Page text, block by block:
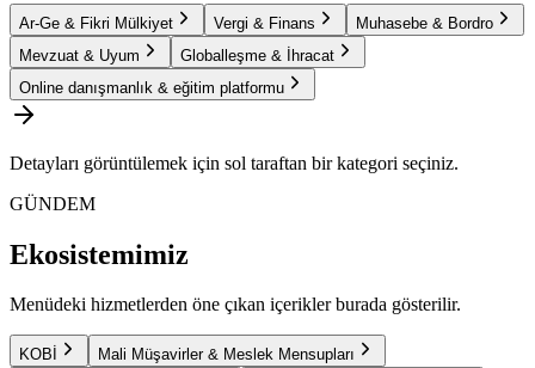
Ar-Ge & Fikri Mülkiyet Vergi & Finans
Muhasebe & Bordro
Mevzuat & Uyum
Globalleşme & İhracat
Online danışmanlık & eğitim platformu
Detayları görüntülemek için sol taraftan bir kategori seçiniz.
GÜNDEM
Ekosistemimiz
Menüdeki hizmetlerden öne çıkan içerikler burada gösterilir.
KOBİ
Mali Müşavirler & Meslek Mensupları